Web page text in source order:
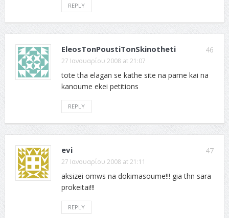
REPLY
46
EleosTonPoustiTonSkinotheti
27 Ιανουαρίου 2008 at 21:07
tote tha elagan se kathe site na pame kai na
kanoume ekei petitions
REPLY
47
evi
27 Ιανουαρίου 2008 at 21:11
aksizei omws na dokimasoume!!! gia thn sara
prokeitai!!!
REPLY